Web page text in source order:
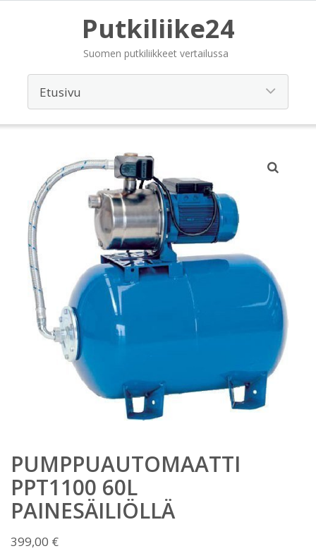
Putkiliike24
Suomen putkiliikkeet vertailussa
PUMPPUAUTOMAATTI
PPT1100 60L
PAINESÄILIÖLLÄ
399,00 €